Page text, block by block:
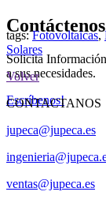
Contáctenos
Solicita
a sus necesidades.
Escríbenos!
tags: Fotovoltaicas,
Solares
Volver
CONTACTANOS
jupeca@jupeca.es
ventas@jupeca.es